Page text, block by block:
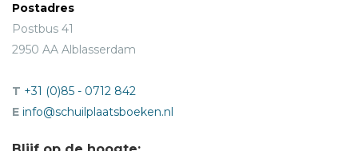
Postadres
Postbus 41
2950 AA Alblasserdam
T +31 (0)85 - 0712 842
E info@schuilplaatsboeken.nl